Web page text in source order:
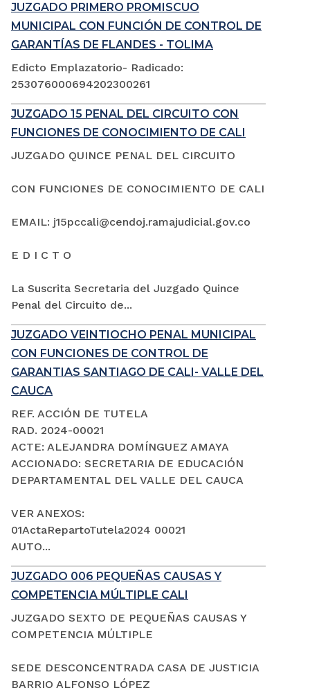
JUZGADO PRIMERO PROMISCUO
MUNICIPAL CON FUNCIÓN DE CONTROL DE
GARANTÍAS DE FLANDES - TOLIMA
Edicto Emplazatorio- Radicado:
253076000694202300261
JUZGADO 15 PENAL DEL CIRCUITO CON
FUNCIONES DE CONOCIMIENTO DE CALI
JUZGADO QUINCE PENAL DEL CIRCUITO
CON FUNCIONES DE CONOCIMIENTO DE CALI
EMAIL: j15pccali@cendoj.ramajudicial.gov.co
E D I C T O
La Suscrita Secretaria del Juzgado Quince
Penal del Circuito de...
JUZGADO VEINTIOCHO PENAL MUNICIPAL
CON FUNCIONES DE CONTROL DE
GARANTIAS SANTIAGO DE CALI- VALLE DEL
CAUCA
REF. ACCIÓN DE TUTELA
RAD. 2024-00021
ACTE: ALEJANDRA DOMÍNGUEZ AMAYA
ACCIONADO: SECRETARIA DE EDUCACIÓN
DEPARTAMENTAL DEL VALLE DEL CAUCA
VER ANEXOS:
01ActaRepartoTutela2024 00021
AUTO...
JUZGADO 006 PEQUEÑAS CAUSAS Y
COMPETENCIA MÚLTIPLE CALI
JUZGADO SEXTO DE PEQUEÑAS CAUSAS Y
COMPETENCIA MÚLTIPLE
SEDE DESCONCENTRADA CASA DE JUSTICIA
BARRIO ALFONSO LÓPEZ